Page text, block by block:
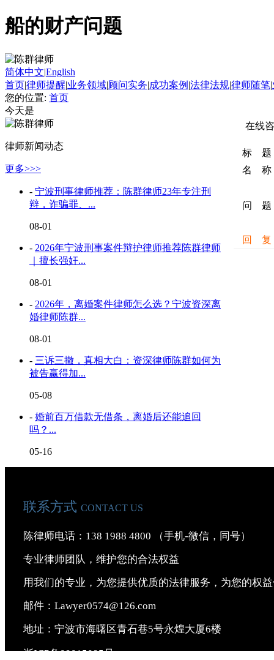
船的财产问题
简体中文|English
首页|律师提醒|业务领域|顾问实务|成功案例 |法律法规|律师随笔|
您的位置: 首页
今天是
律师新闻动态
更多>>>
- 宁波刑事律师推荐：陈群律师23年专注刑
辩，诈骗罪、...
08-01
- 2026年宁波刑事案件辩护律师推荐陈群律师
｜擅长强奸...
08-01
- 2026年，离婚案件律师怎么选？宁波资深离
婚律师陈群...
08-01
- 三诉三撤，真相大白：资深律师陈群如何为
被告赢得加...
05-08
- 婚前百万借款无借条，离婚后还能追回
吗？...
05-16
在线
标 题
名 称
问 题
回 复
联系方式 CONTACT US
陈律师电话：138 1988 4800 （手机-微信，同号）
专业律师团队，维护您的合法权益
用我们的专业，为您提供优质的法律服务，为您的权
邮件：Lawyer0574@126.com
地址：宁波市海曙区青石巷5号永煌大厦6楼
浙ICP备09015095号